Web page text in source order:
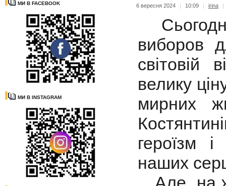
МИ В FACEBOOK
МИ В INSTAGRAM
6 вересня 2024 | 10:09 | irina |
виборов
світовій
велику
мирних
героїзм
наших